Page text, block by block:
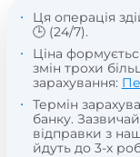
Ця операція
🕒 (24/7).
Ціна
змін трохи
зарахування:
Термін
банку.
відправки з
йдуть до 3-х